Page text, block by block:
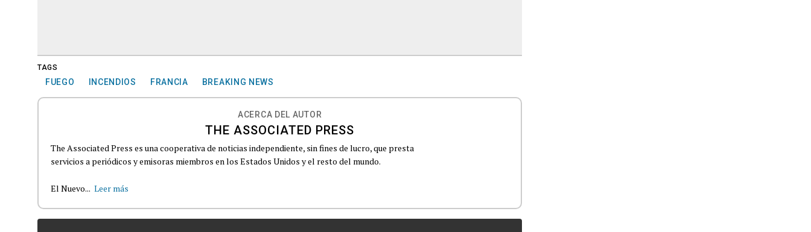
TAGS
FUEGO INCENDIOS FRANCIA BREAKING NEWS
ACERCA DEL AUTOR
THE ASSOCIATED PRESS
The Associated Press es una cooperativa de noticias independiente, sin fines de lucro, que presta
servicios a periódicos y emisoras miembros en los Estados Unidos y el resto del mundo.
El Nuevo... Leer más